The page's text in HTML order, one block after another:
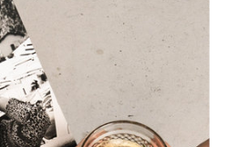
ut id